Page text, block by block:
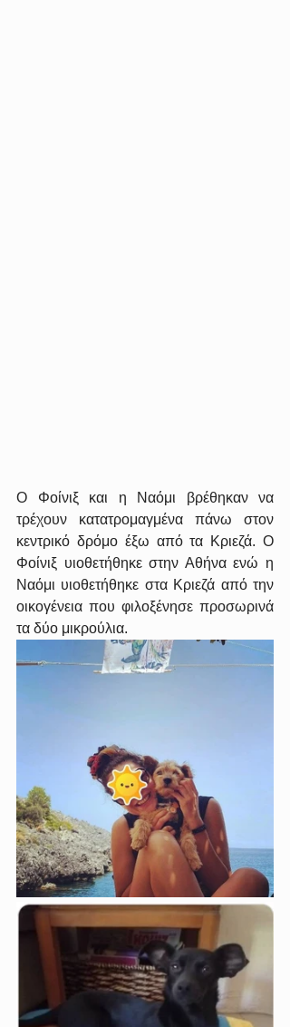
Ο Φοίνιξ και η Ναόμι βρέθηκαν να
τρέχουν κατατρομαγμένα πάνω στον
κεντρικό δρόμο έξω από τα Κριεζά. Ο
Φοίνιξ υιοθετήθηκε στην Αθήνα ενώ η
Ναόμι υιοθετήθηκε στα Κριεζά από την
οικογένεια που φιλοξένησε προσωρινά
τα δύο μικρούλια.